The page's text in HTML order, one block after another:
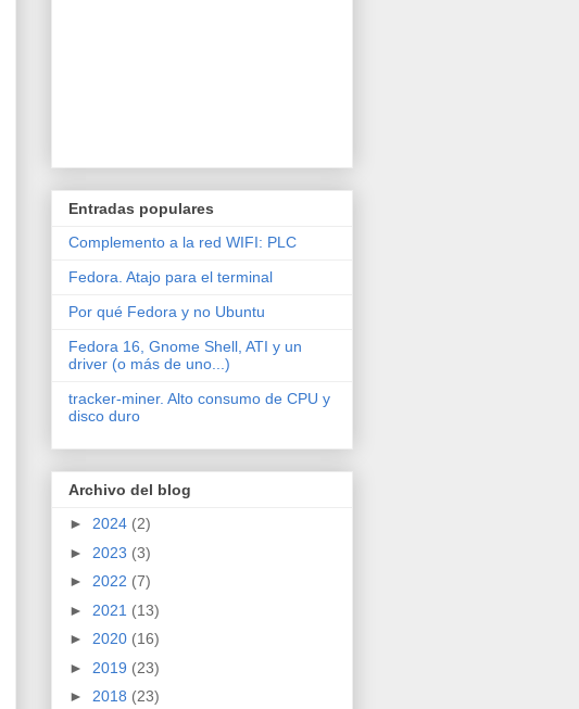
Entradas populares
Complemento a la red WIFI: PLC
Fedora. Atajo para el terminal
Por qué Fedora y no Ubuntu
Fedora 16, Gnome Shell, ATI y un
driver (o más de uno...)
tracker-miner. Alto consumo de CPU y
disco duro
Archivo del blog
► 2024 (2)
► 2023 (3)
► 2022 (7)
► 2021 (13)
► 2020 (16)
► 2019 (23)
► 2018 (23)